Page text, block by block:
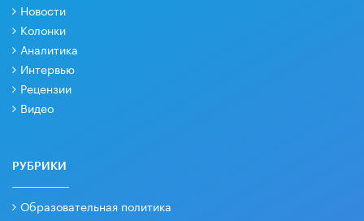
Новости
Колонки
Аналитика
Интервью
Рецензии
Видео
РУБРИКИ
Образовательная политика